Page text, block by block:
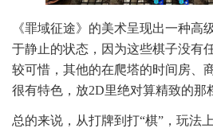
《罪域征途》的美术呈现出一种高
于静止的状态，因为这些棋子没有
较可惜，其他的在爬塔的时间房、
很有特色，放2D里绝对算精致的那
总的来说，从打牌到打“棋”，玩法